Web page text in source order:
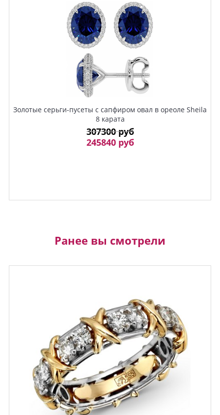
Золотые серьги-пусеты с сапфиром овал в ореоле Sheila
8 карата
307300 руб
245840 руб
Ранее вы смотрели